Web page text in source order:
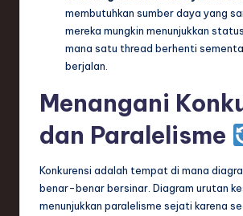
membutuhkan sumber daya yang
mereka mungkin menunjukkan
mana satu thread berhenti
berjalan.
Menangani
dan Paralelisme
Konkurensi adalah tempat di mana
benar-benar bersinar. Diagram urutan
menunjukkan paralelisme sejati karena